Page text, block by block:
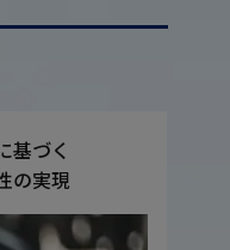
基づく
の実現